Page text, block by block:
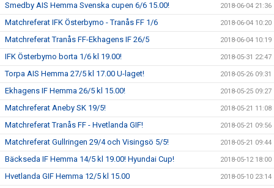
Smedby AIS Hemma Svenska cupen 6/6 15.00! 2018-06-04 21:36
Matchreferat IFK Österbymo - Tranås FF 1/6 2018-06-04 10:20
Matchreferat Tranås FF-Ekhagens IF 26/5 2018-06-04 10:19
IFK Österbymo borta 1/6 kl 19.00! 2018-05-31 22:47
Torpa AIS Hemma 27/5 kl 17.00 U-laget! 2018-05-26 09:31
Ekhagens IF Hemma 26/5 kl 15.00! 2018-05-25 09:27
Matchreferat Aneby SK 19/5! 2018-05-21 11:08
Matchreferat Tranås FF - Hvetlanda GIF! 2018-05-21 09:56
Matchreferat Gullringen 29/4 och Visingsö 5/5! 2018-05-21 09:44
Bäckseda IF Hemma 14/5 kl 19.00! Hyundai Cup! 2018-05-12 18:00
Hvetlanda GIF Hemma 12/5 kl 15.00 2018-05-10 23:14